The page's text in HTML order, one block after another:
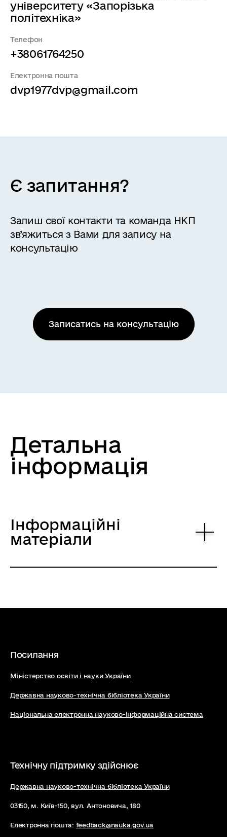
університету «Запорізька
політехніка»
Телефон
+38061764250
Електронна пошта
dvp1977dvp@gmail.com
Є запитання?
Залиш свої контакти та команда НКП
зв’яжиться з Вами для запису на
консультацію
Записатись на консультацію
Детальна
інформація
Інформаційні
матеріали
Посилання
Міністерство освіти і науки України
Державна науково-технічна бібліотека України
Національна електронна науково-інформаційна система
Технічну підтримку здійснює
Державна науково-технічна бібліотека України
03150, м. Київ-150, вул. Антоновича, 180
Електронна пошта: feedback@nauka.gov.ua